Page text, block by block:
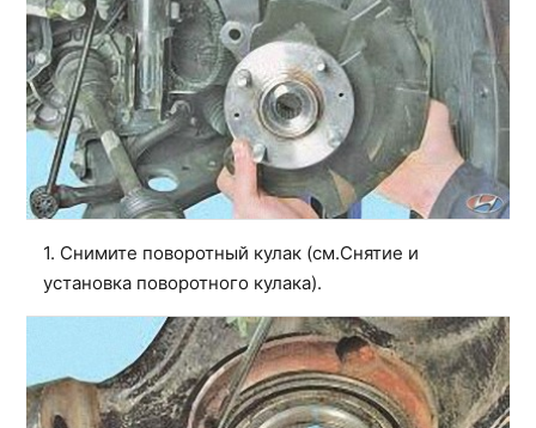
1. Снимите поворотный кулак (см.Снятие и
установка поворотного кулака).